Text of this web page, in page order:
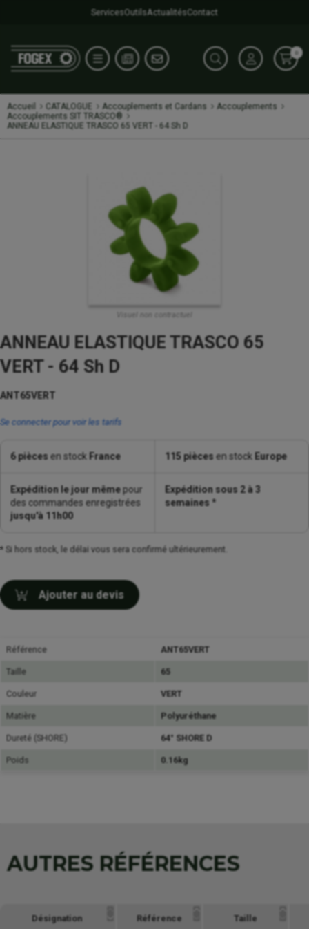
ServicesOutilsActualitésContact
0
Accueil CATALOGUE Accouplements et Cardans
Accouplements
Accouplements SIT TRASCO®
ANNEAU ELASTIQUE TRASCO 65 VERT - 64 Sh D
Visuel non contractuel
ANNEAU ELASTIQUE TRASCO 65
VERT - 64 Sh D
ANT65VERT
Se connecter pour voir les tarifs
6 piècesen stock France 115 piècesen stock Europe
Expédition le jour mêmepour
des commandes enregistrées
jusqu'à 11h00
Expédition sous 2 à 3
semaines *
* Si hors stock, le délai vous sera confirmé ultérieurement.
Ajouter au devis
Référence ANT65VERT
Taille 65
Couleur VERT
Matière Polyuréthane
Dureté (SHORE) 64° SHORE D
Poids 0.16kg
AUTRES RÉFÉRENCES
Désignation Référence Taille